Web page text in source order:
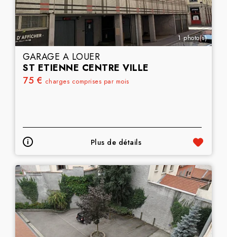
1 photo(s)
GARAGE A LOUER
ST ETIENNE CENTRE VILLE
75 € charges comprises par mois
Plus de détails